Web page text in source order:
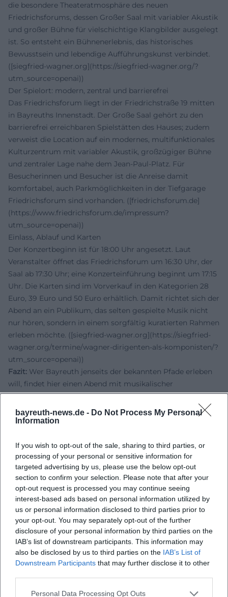
bayreuth-news.de - Do Not Process My Personal
Information
If you wish to opt-out of the sale, sharing to third parties, or
processing of your personal or sensitive information for
targeted advertising by us, please use the below opt-out
section to confirm your selection. Please note that after your
opt-out request is processed you may continue seeing
interest-based ads based on personal information utilized by
us or personal information disclosed to third parties prior to
your opt-out. You may separately opt-out of the further
disclosure of your personal information by third parties on the
IAB’s list of downstream participants. This information may
also be disclosed by us to third parties on the IAB’s List of
Downstream Participants that may further disclose it to other
Personal Data Processing Opt Outs
die besondere Theateratmosphäre des neuen
Friedrichsforums, dessen Großer Saal mit variabler Akustik
und großer Bühne für vielschichtige Klangbilder ausgelegt
ist. So entsteht ein Bühnenerlebnis, das historisches
Bewusstsein und lebendige Aufführungskunst verbindet.
([siegfried-wagner.org](https://siegfried-wagner.org/?
utm_source=openai))
Der Spielort: modern, zentral und barrierefrei
Das Friedrichsforum liegt in der Friedrichstraße 19 mitten
in Bayreuths Innenstadt. Der Große Saal gehört zu den
barrierefrei erreichbaren Spielstätten des Hauses; zudem
verweist die Location auf ein modernes, multifunktionales
Kulturzentrum mit variabler Akustik, großzügiger Bühne
und zentraler Lage nahe dem Jean-Paul-Platz. Für
Besucherinnen und Besucher ist die Anreise damit
komfortabel, auch Parkmöglichkeiten in der Tiefgarage
Friedrichsforum sind vorhanden. ([friedrichsforum.de]
(https://www.friedrichsforum.de/impressum?
utm_source=openai))
Einlass, Ablauf und Karten
Der Konzertbeginn ist für 18:00 Uhr angesetzt. Laut
Veranstalter öffnet das Friedrichsforum um 16:30 Uhr, der
Saal ab 17:30 Uhr; eine Konzerteinführung beginnt um 17:15
Uhr. Die Karten sind im Vorverkauf in den Kategorien 28
Euro, 39 Euro und 50 Euro erhältlich. Damit richtet sich der
Abend an ein Publikum, das selten gespielte Musik nicht
nur hören, sondern in einem sorgfältig kuratierten Rahmen
erleben möchte. ([siegfried-wagner.org](https://siegfried-
wagner.org/termine/wagner-dirigenten-als-komponisten/?
utm_source=openai))
Fazit: Wer Bayreuth jenseits der bekannten Pfade erleben
will, findet hier einen Abend mit musikalischer
Entdeckerlust, historischer Tiefe und klanglicher Würde.
Wagners Sohn und Zeitgenossen
verspricht ein Konzert,
das seltene Werke zum Leuchten bringt und das Publikum
wagner.org](https://siegfried-wagner.org/termine/wagner-
dirigenten-als-komponisten/?utm_source=openai))
Offizielle Kanäle von Siegfried Wagner Gesellschaft:
Instagram: Kein offizielles Profil gefunden
Facebook: Kein offizielles Profil gefunden
YouTube: Kein offizielles Profil gefunden
Website:https://siegfried-wagner.org/
Quellen:
Internationale Siegfried Wagner Gesellschaft - Großes
Konzert: Wagners Sohn und Zeitgenossen
Friedrichsforum - 150 Jahre Festspiele / Wagners Sohn und
Zeitgenossen
Friedrichsforum - Spielstätten und Großer Saal